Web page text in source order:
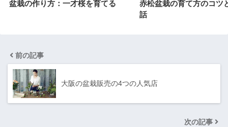
盆栽の作り方：一才桜を育てる
赤松盆栽の育て方のコツ
話
前の記事
大阪の盆栽販売の4つの人気店
次の記事